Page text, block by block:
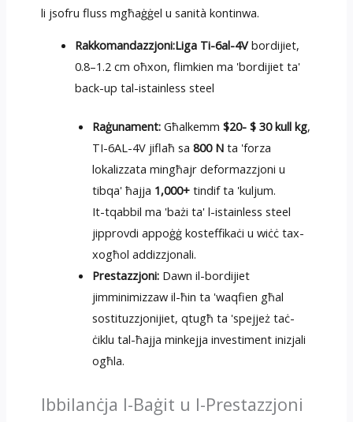
li jsofru fluss mgħaġġel u sanità kontinwa.
Rakkomandazzjoni:Liga Ti-6al-4Vbordijiet,
0.8–1.2 cm oħxon, flimkien ma 'bordijiet ta'
back-up tal-istainless steel
Raġunament: Għalkemm$20- $ 30 kull kg,
TI-6AL-4V jiflaħ sa800 N ta 'forza
lokalizzata mingħajr deformazzjoni u
tibqa' ħajja 1,000+ tindif ta 'kuljum.
It-tqabbil ma 'bażi ta' l-istainless steel
jipprovdi appoġġ kosteffikaċi u wiċċ tax-
xogħol addizzjonali.
Prestazzjoni: Dawn il-bordijiet
jimminimizzaw il-ħin ta 'waqfien għal
sostituzzjonijiet, qtugħ ta 'spejjeż taċ-
ċiklu tal-ħajja minkejja investiment inizjali
ogħla.
Ibbilanċja l-Baġit u l-Prestazzjoni